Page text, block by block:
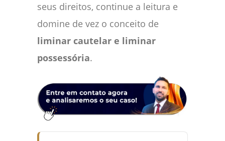
seus direitos, continue a leitura e
domine de vez o conceito de
liminar cautelar e liminar
possessória.